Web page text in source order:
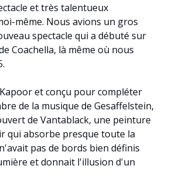
et très talentueux
même. Nous avions un gros
spectacle qui a débuté sur
Coachella, là même où nous
et conçu pour compléter
de la musique de Gesaffelstein,
de Vantablack, une peinture
qui absorbe presque toute la
pas de bords bien définis
et donnait l'illusion d'un